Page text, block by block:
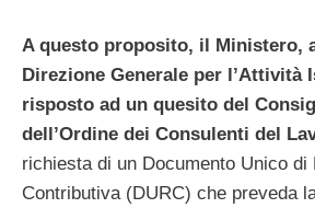
A questo proposito, il Ministero,
Direzione Generale per l’Attività
risposto ad un quesito del
dell’Ordine dei Consulenti del
richiesta di un Documento Unico di
Contributiva (DURC) che preveda